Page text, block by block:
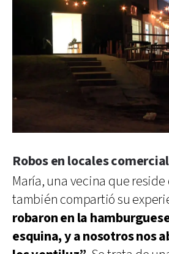
Robos en locales
María, una vecina que reside
también compartió su
robaron en la
esquina, y a nosotros nos